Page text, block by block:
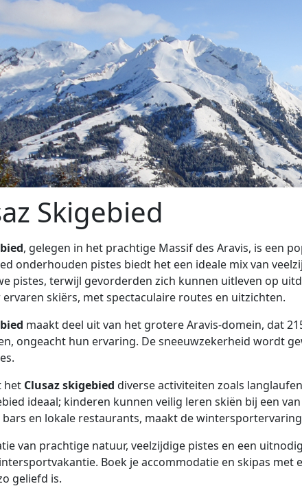
Skigebied
, gelegen in het prachtige Massif des Aravis, is een
onderhouden pistes biedt het een ideale mix van
pistes, terwijl gevorderden zich kunnen uitleven op
skiërs, met spectaculaire routes en uitzichten.
maakt deel uit van het grotere Aravis-domein, dat
ongeacht hun ervaring. De sneeuwzekerheid wordt
het Clusaz skigebied diverse activiteiten zoals
ideaal; kinderen kunnen veilig leren skiën bij een
bars en lokale restaurants, maakt de
van prachtige natuur, veelzijdige pistes en een
Boek je accommodatie en skipas
geliefd is.